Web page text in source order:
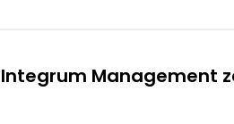
Integrum Management